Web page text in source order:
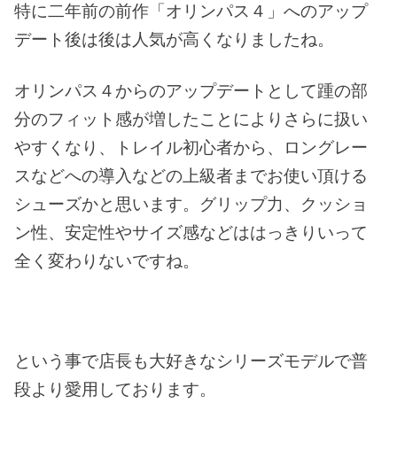
特に二年前の前作「オリンパス４」へのアップ
デート後は後は人気が高くなりましたね。
オリンパス４からのアップデートとして踵の部
分のフィット感が増したことによりさらに扱い
やすくなり、トレイル初心者から、ロングレー
スなどへの導入などの上級者までお使い頂ける
シューズかと思います。グリップ力、クッショ
ン性、安定性やサイズ感などははっきりいって
全く変わりないですね。
という事で店長も大好きなシリーズモデルで普
段より愛用しております。